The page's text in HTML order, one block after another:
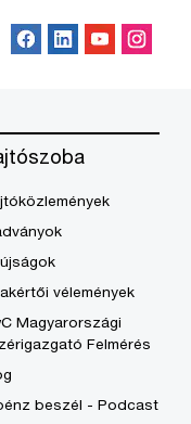
vélemények
Magyarországi
Felmérés
beszél - Podcast